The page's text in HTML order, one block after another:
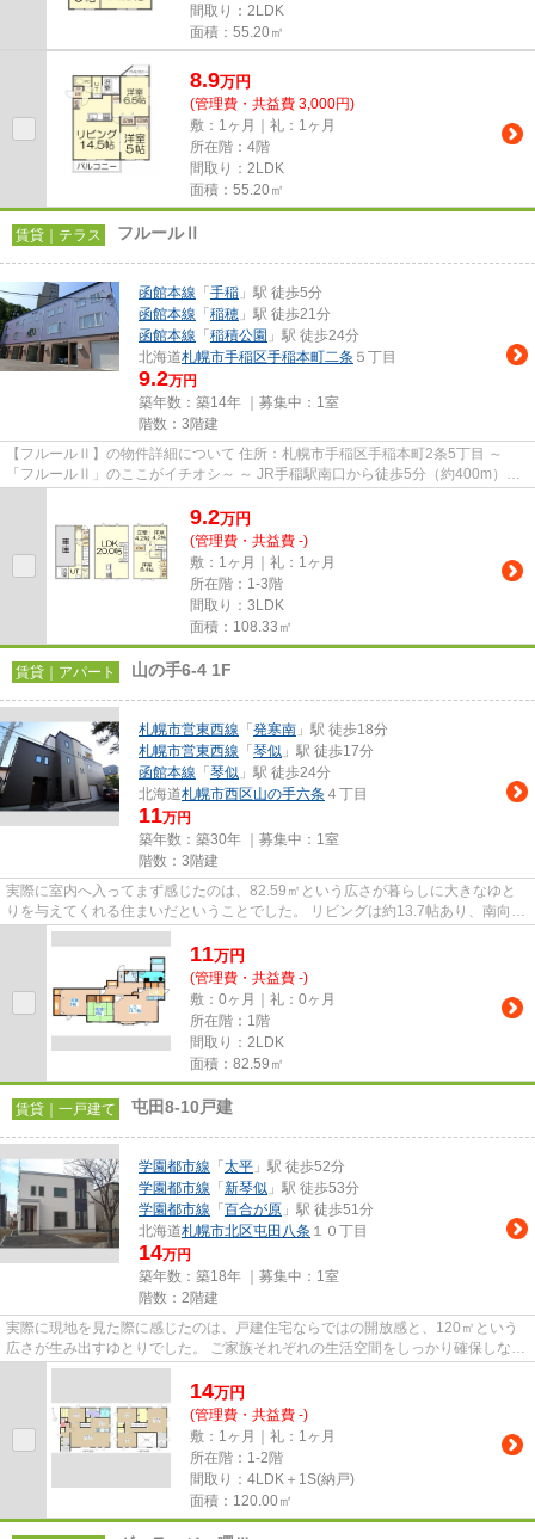
間取り：2LDK
面積：55.20㎡
8.9万円
(管理費・共益費 3,000円)
敷：1ヶ月｜礼：1ヶ月
所在階：4階
間取り：2LDK
面積：55.20㎡
賃貸｜テラス フルールⅡ
函館本線 「 手稲 」駅 徒歩5分
函館本線 「 稲穂 」駅 徒歩21分
函館本線 「 稲積公園 」駅 徒歩24分
北海道札幌市手稲区手稲本町二条 ５丁目
9.2万円
築年数：築14年 ｜募集中： 1室
階数：3階建
【フルールⅡ】の物件詳細について 住所：札幌市手稲区手稲本町2条5丁目 ～
「フルールⅡ」のここがイチオシ～ ～ JR手稲駅南口から徒歩5分（約400m）の
9.2万円
(管理費・共益費 -)
敷：1ヶ月｜礼：1ヶ月
所在階：1-3階
間取り：3LDK
面積：108.33㎡
賃貸｜アパート 山の手6-4 1F
札幌市営東西線 「 発寒南 」駅 徒歩18分
札幌市営東西線 「 琴似 」駅 徒歩17分
函館本線 「 琴似 」駅 徒歩24分
北海道札幌市西区山の手六条 ４丁目
11万円
築年数：築30年 ｜募集中： 1室
階数：3階建
実際に室内へ入ってまず感じたのは、82.59㎡という広さが暮らしに大きなゆと
りを与えてくれる住まいだということでした。 リビングは約13.7帖あり、南向き
の窓から自然光が入り、開放...
11万円
(管理費・共益費 -)
敷：0ヶ月｜礼：0ヶ月
所在階：1階
間取り：2LDK
面積：82.59㎡
賃貸｜一戸建て 屯田8-10戸建
学園都市線 「 太平 」駅 徒歩52分
学園都市線 「 新琴似 」駅 徒歩53分
学園都市線 「 百合が原 」駅 徒歩51分
北海道札幌市北区屯田八条 １０丁目
14万円
築年数：築18年 ｜募集中： 1室
階数：2階建
実際に現地を見た際に感じたのは、戸建住宅ならではの開放感と、120㎡という
広さが生み出すゆとりでした。 ご家族それぞれの生活空間をしっかり確保しなが
ら、家族が集まる時間も大切...
14万円
(管理費・共益費 -)
敷：1ヶ月｜礼：1ヶ月
所在階：1-2階
間取り：4LDK＋1S(納戸)
面積：120.00㎡